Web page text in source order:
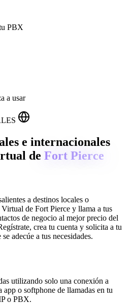
PBX
a usar
e internacionales
de Fort Pierce
a destinos locales o
Virtual de Fort Pierce y llama a tus
de negocio al mejor precio del
crea tu cuenta y solicita a tu
adecúe a tus necesidades.
utilizando solo una conexión a
app o softphone de llamadas en tu
o PBX.